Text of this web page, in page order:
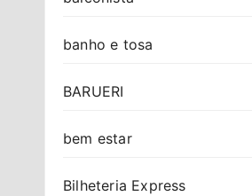
banho e tosa
BARUERI
bem estar
Bilheteria Express